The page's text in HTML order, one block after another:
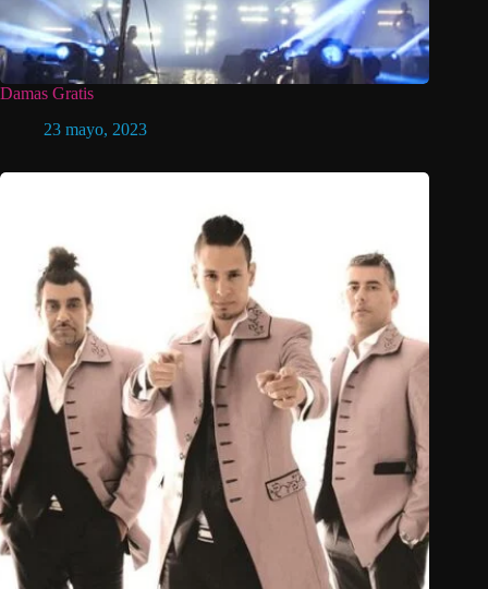
Damas Gratis
23 mayo, 2023